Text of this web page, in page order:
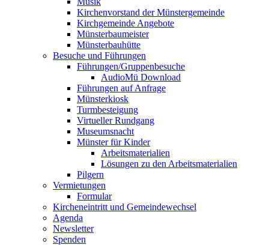
Kirchenvorstand der Münstergemeinde
Kirchgemeinde Angebote
Münsterbaumeister
Münsterbauhütte
Besuche und Führungen
Führungen/Gruppenbesuche
AudioMü Download
Führungen auf Anfrage
Münsterkiosk
Turmbesteigung
Virtueller Rundgang
Museumsnacht
Münster für Kinder
Arbeitsmaterialien
Lösungen zu den Arbeitsmaterialien
Pilgern
Vermietungen
Formular
Kircheneintritt und Gemeindewechsel
Agenda
Newsletter
Spenden